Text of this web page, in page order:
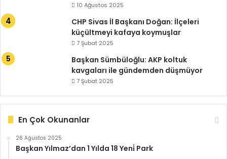
10 Ağustos 2025
CHP Sivas İl Başkanı Doğan: İlçeleri
küçültmeyi kafaya koymuşlar
7 Şubat 2025
Başkan Sümbüloğlu: AKP koltuk
kavgaları ile gündemden düşmüyor
7 Şubat 2025
En Çok Okunanlar
26 Ağustos 2025
Başkan Yılmaz’dan 1 Yılda 18 Yeni̇ Park